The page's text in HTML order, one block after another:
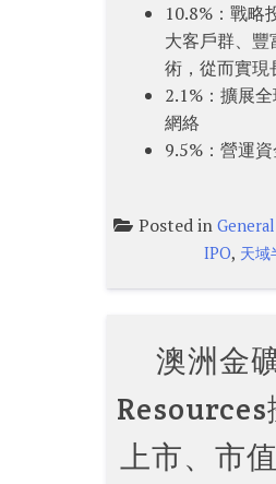
10.8%：戰略
大客戶群、
術，從而實現
2.1%：擴展
網絡
9.5%：營運
Posted inGeneral
IPO, 天域
澳洲金
上市、市